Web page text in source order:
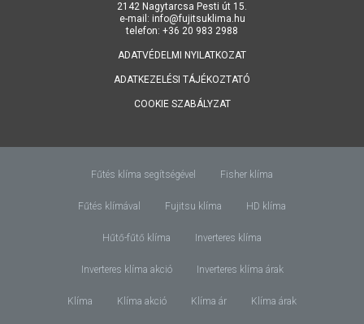
2142 Nagytarcsa Pesti út 15.
e-mail: info@fujitsuklima.hu
telefon: +36 20 983 2988
ADATVÉDELMI NYILATKOZAT
ADATKEZELÉSI TÁJÉKOZTATÓ
COOKIE SZABÁLYZAT
Fűtés klíma segítségével Fisher klíma
Fűtés klímával Fujitsu klíma HD klíma
Hűtő-fűtő klíma Inverteres klíma
Inverteres klíma akció Inverteres klíma árak
Klíma Klíma akció Klíma ár Klíma árak